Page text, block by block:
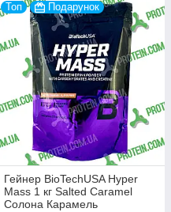
Топ Подарунок
Гейнер BioTechUSA Hyper
Mass 1 кг Salted Caramel
Солона Карамель